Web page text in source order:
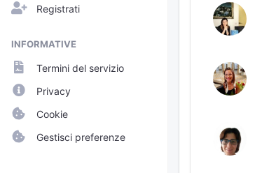
Registrati
INFORMATIVE
Termini del servizio
Privacy
Cookie
Gestisci preferenze